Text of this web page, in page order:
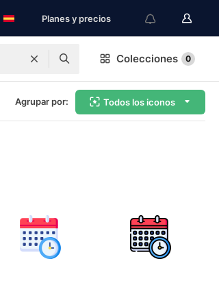
Planes y precios
Colecciones 0
Agrupar por: Todos los iconos